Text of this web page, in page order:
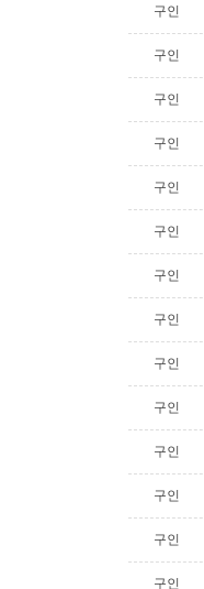
구인
구인
구인
구인
구인
구인
구인
구인
구인
구인
구인
구인
구인
구인